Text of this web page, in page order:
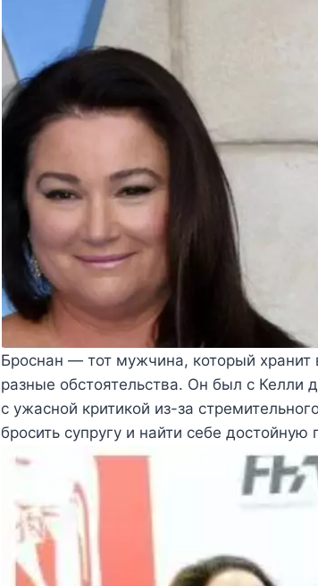
Броснан — тот мужчина, который
разные обстоятельства. Он был с Келли
с ужасной критикой из-за
бросить супругу и найти себе достойную